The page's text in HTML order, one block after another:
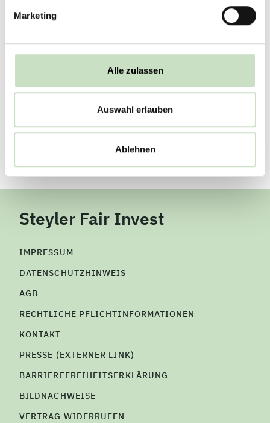
Marketing
Alle zulassen
Auswahl erlauben
Ablehnen
portfolio institutionell Awards 2024:
Steyler Ethik Bank ist beste Bank
Steyler Fair Invest
IMPRESSUM
DATENSCHUTZHINWEIS
AGB
RECHTLICHE PFLICHTINFORMATIONEN
KONTAKT
PRESSE (EXTERNER LINK)
BARRIEREFREIHEITSERKLÄRUNG
BILDNACHWEISE
VERTRAG WIDERRUFEN